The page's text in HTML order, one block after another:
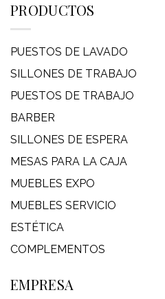
PRODUCTOS
PUESTOS DE LAVADO
SILLONES DE TRABAJO
PUESTOS DE TRABAJO
BARBER
SILLONES DE ESPERA
MESAS PARA LA CAJA
MUEBLES EXPO
MUEBLES SERVICIO
ESTÉTICA
COMPLEMENTOS
EMPRESA